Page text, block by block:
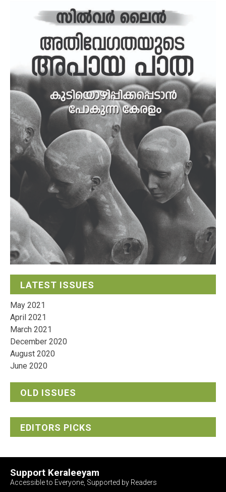
LATEST ISSUES
May 2021
April 2021
March 2021
December 2020
August 2020
June 2020
OLD ISSUES
EDITORS PICKS
Support Keraleeyam
Accessible to Everyone, Supported by Readers